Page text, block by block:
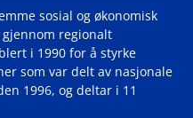
sosial og økonomisk
regionalt
i 1990 for å styrke
som var delt av nasjonale
1996, og deltar i 11